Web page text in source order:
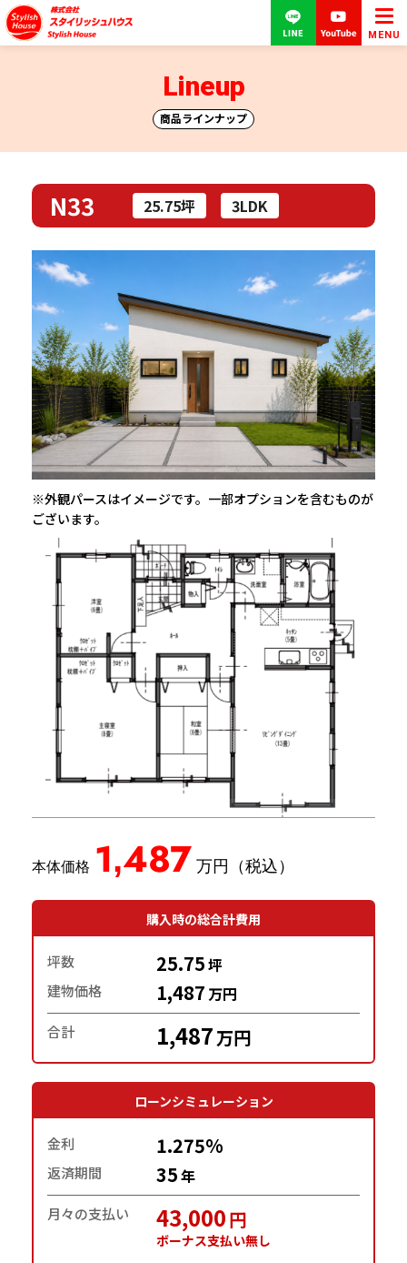
MENU
商品ラインナップ
Lineup
N33 25.75坪 3LDK
1,487
購入時の総合計費用
坪数 25.75坪
建物価格 1,487万円
合計 1,487万円
ローンシミュレーション
金利 1.275%
返済期間 35年
月々の支払い 43,000円
ボーナス支払い無し
※外観パースはイメージです。一部オプションを含むものが
ございます。